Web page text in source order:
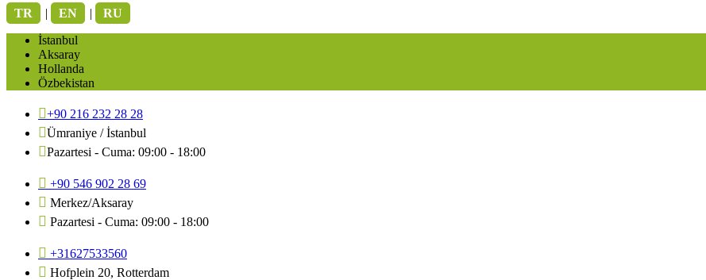
TR | EN |
RU
İstanbul
Aksaray
Hollanda
Özbekistan
+90 216 232 28 28
Ümraniye / İstanbul
Pazartesi - Cuma: 09:00 - 18:00
+90 546 902 28 69
Merkez/Aksaray
Pazartesi - Cuma: 09:00 - 18:00
+31627533560
Hofplein 20, Rotterdam